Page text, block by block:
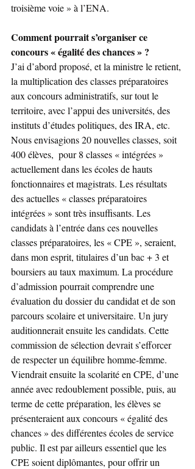
troisième voie » à l’ENA.
Comment pourrait s’organiser ce
concours « égalité des chances » ?
J’ai d’abord proposé, et la ministre le retient,
la multiplication des classes préparatoires
aux concours administratifs, sur tout le
territoire, avec l’appui des universités, des
instituts d’études politiques, des IRA, etc.
Nous envisagions 20 nouvelles classes, soit
400 élèves,  pour 8 classes « intégrées »
actuellement dans les écoles de hauts
fonctionnaires et magistrats. Les résultats
des actuelles « classes préparatoires
intégrées » sont très insuffisants. Les
candidats à l’entrée dans ces nouvelles
classes préparatoires, les « CPE », seraient,
dans mon esprit, titulaires d’un bac + 3 et
boursiers au taux maximum. La procédure
d’admission pourrait comprendre une
évaluation du dossier du candidat et de son
parcours scolaire et universitaire. Un jury
auditionnerait ensuite les candidats. Cette
commission de sélection devrait s’efforcer
de respecter un équilibre homme-femme.
Viendrait ensuite la scolarité en CPE, d’une
année avec redoublement possible, puis, au
terme de cette préparation, les élèves se
présenteraient aux concours « égalité des
chances » des différentes écoles de service
public. Il est par ailleurs essentiel que les
CPE soient diplômantes, pour offrir un